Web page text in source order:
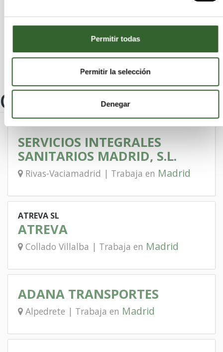
Permitir todas
Permitir la selección
Denegar
San Agustín del Guadalix
Valdemorillo
Hoyo de Manzanares
Villarejo de Salvanés
Colmenar de Oreja
Otros centros
SERVICIOS INTEGRALES
SANITARIOS MADRID, S.L.
Rivas-Vaciamadrid | Trabaja en Madrid
ATREVA SL
ATREVA
Collado Villalba | Trabaja en Madrid
ADANA TRANSPORTES
Alpedrete | Trabaja en Madrid